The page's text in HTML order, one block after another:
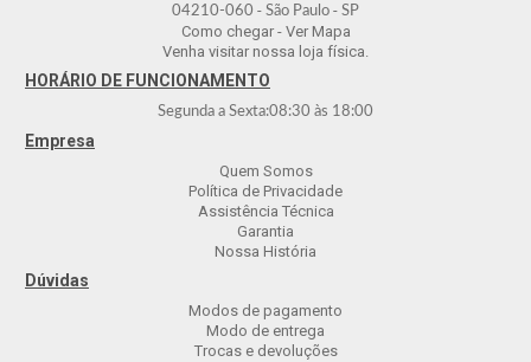
04210-060 - São Paulo - SP
Como chegar - Ver Mapa
Venha visitar nossa loja física.
HORÁRIO DE FUNCIONAMENTO
Segunda a Sexta:08:30 às 18:00
Empresa
Quem Somos
Política de Privacidade
Assistência Técnica
Garantia
Nossa História
Dúvidas
Modos de pagamento
Modo de entrega
Trocas e devoluções